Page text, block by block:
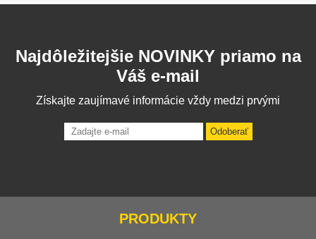
Najdôležitejšie NOVINKY priamo na
Váš e-mail
Získajte zaujímavé informácie vždy medzi prvými
Odoberať
PRODUKTY